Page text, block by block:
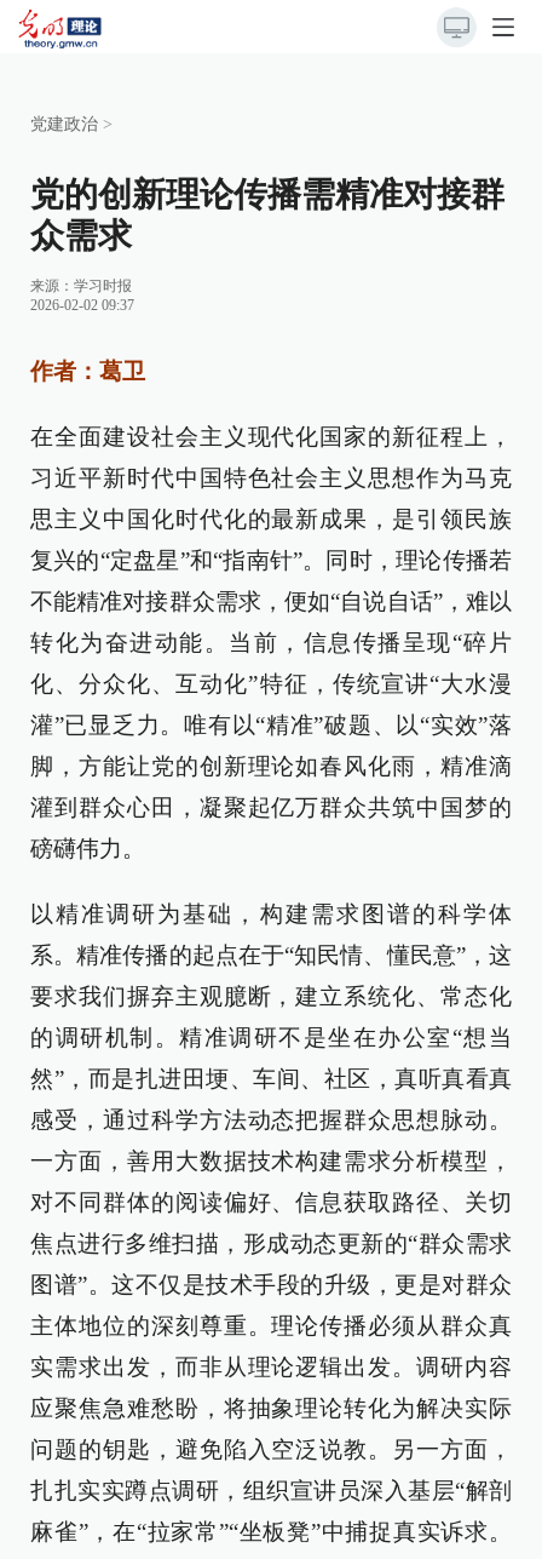
党建政治 >
党的创新理论传播需精准对接群
众需求
来源： 学习时报
2026-02-02 09:37
作者：葛卫
在全面建设社会主义现代化国家的新征程上，
习近平新时代中国特色社会主义思想作为马克
思主义中国化时代化的最新成果，是引领民族
复兴的“定盘星”和“指南针”。同时，理论传播若
不能精准对接群众需求，便如“自说自话”，难以
转化为奋进动能。当前，信息传播呈现“碎片
化、分众化、互动化”特征，传统宣讲“大水漫
灌”已显乏力。唯有以“精准”破题、以“实效”落
脚，方能让党的创新理论如春风化雨，精准滴
灌到群众心田，凝聚起亿万群众共筑中国梦的
磅礴伟力。
以精准调研为基础，构建需求图谱的科学体
系。精准传播的起点在于“知民情、懂民意”，这
要求我们摒弃主观臆断，建立系统化、常态化
的调研机制。精准调研不是坐在办公室“想当
然”，而是扎进田埂、车间、社区，真听真看真
感受，通过科学方法动态把握群众思想脉动。
一方面，善用大数据技术构建需求分析模型，
对不同群体的阅读偏好、信息获取路径、关切
焦点进行多维扫描，形成动态更新的“群众需求
图谱”。这不仅是技术手段的升级，更是对群众
主体地位的深刻尊重。理论传播必须从群众真
实需求出发，而非从理论逻辑出发。调研内容
应聚焦急难愁盼，将抽象理论转化为解决实际
问题的钥匙，避免陷入空泛说教。另一方面，
扎扎实实蹲点调研，组织宣讲员深入基层“解剖
麻雀”，在“拉家常”“坐板凳”中捕捉真实诉求。